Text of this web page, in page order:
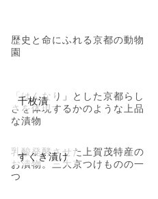
歴史と命にふれる京都の動物
園
千枚漬
「はんなり」とした京都らし
さを体現するかのような上品
な漬物
すぐき漬け
乳酸発酵させた上賀茂特産の
お漬物。三大京つけものの一
つ